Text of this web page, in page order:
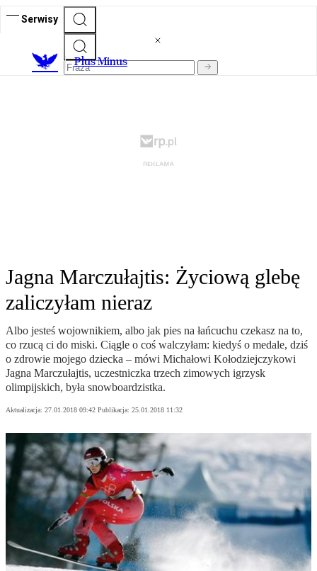
Serwisy
Plus Minus
Jagna Marczułajtis: Życiową glebę
zaliczyłam nieraz
Albo jesteś wojownikiem, albo jak pies na łańcuchu czekasz na to,
co rzucą ci do miski. Ciągle o coś walczyłam: kiedyś o medale, dziś
o zdrowie mojego dziecka – mówi Michałowi Kołodziejczykowi
Jagna Marczułajtis, uczestniczka trzech zimowych igrzysk
olimpijskich, była snowboardzistka.
Aktualizacja: 27.01.2018 09:42 Publikacja: 25.01.2018 11:32